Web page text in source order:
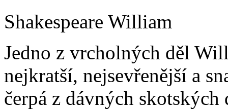
Shakespeare William
Jedno z vrcholných děl
nejkratší, nejsevřenější a
čerpá z dávných